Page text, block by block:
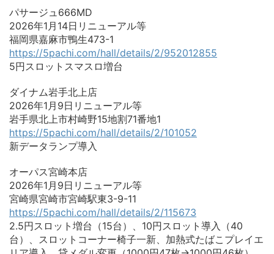
パサージュ666MD
2026年1月14日リニューアル等
福岡県嘉麻市鴨生473-1
https://5pachi.com/hall/details/2/952012855
5円スロットスマスロ増台
ダイナム岩手北上店
2026年1月9日リニューアル等
岩手県北上市村崎野15地割71番地1
https://5pachi.com/hall/details/2/101052
新データランプ導入
オーパス宮崎本店
2026年1月9日リニューアル等
宮崎県宮崎市宮崎駅東3-9-11
https://5pachi.com/hall/details/2/115673
2.5円スロット増台（15台）、10円スロット導入（40
台）、スロットコーナー椅子一新、加熱式たばこプレイエ